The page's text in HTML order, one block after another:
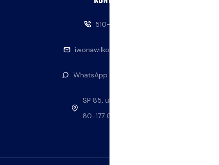
510-146-069
iwonawilkowska@interia.pl
WhatsApp — napisz do nas
SP 85, ul. Stolema 59
80-177 Gdańsk